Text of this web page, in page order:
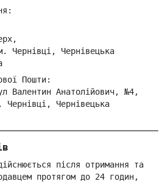
Чернівці, Чернівецька
вої Пошти:
Валентин Анатолійович, №4,
Чернівці, Чернівецька
після отримання та
протягом до 24 годин,